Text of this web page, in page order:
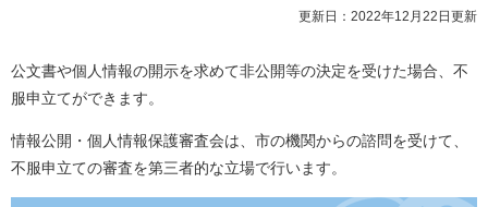
更新日：2022年12月22日更新
公文書や個人情報の開示を求めて非公開等の決定を受けた場合、不
服申立てができます。
情報公開・個人情報保護審査会は、市の機関からの諮問を受けて、
不服申立ての審査を第三者的な立場で行います。